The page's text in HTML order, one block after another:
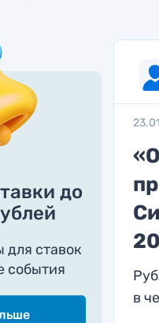
до
для ставок
события
в